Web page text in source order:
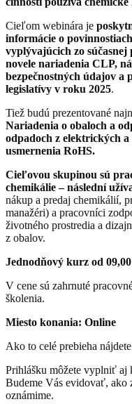
Cieľom webinára je
informácie o
vyplývajúcich zo
novele nariadenia CLP,
bezpečnostných údajov
legislatívy v roku 2025.
Tiež budú prezentované
Nariadenia o obaloch a
odpadoch z elektrických
usmernenia RoHS.
Cieľovou skupinou sú
chemikálie – následní
nákup a predaj chemikálií,
manažéri) a pracovníci
životného prostredia a
z obalov.
Jednodňový kurz od
V cene sú zahrnuté
školenia.
Miesto konania: Online
Ako to celé prebieha
Prihlášku môžete vyplniť aj
Budeme Vás evidovať, ako
oznámime.